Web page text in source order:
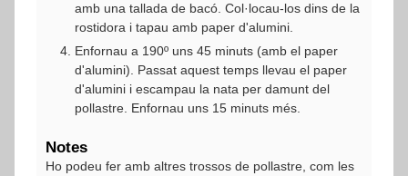
amb una tallada de bacó. Col·locau-los dins de la
rostidora i tapau amb paper d'alumini.
Enfornau a 190º uns 45 minuts (amb el paper
d'alumini). Passat aquest temps llevau el paper
d'alumini i escampau la nata per damunt del
pollastre. Enfornau uns 15 minuts més.
Notes
Ho podeu fer amb altres trossos de pollastre, com les